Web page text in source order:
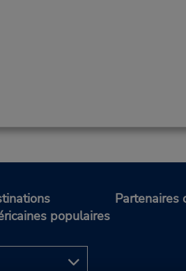
populaires
Partenaires